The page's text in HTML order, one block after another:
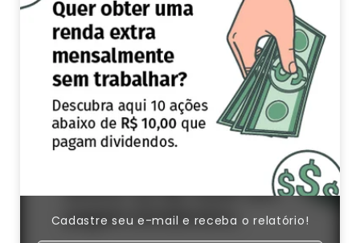
Cadastre seu e-mail e receba o relatório!